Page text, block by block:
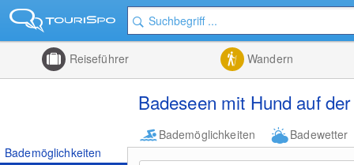
Reiseführer Wandern
Badeseen mit Hund auf
Bademöglichkeiten Badewetter
Bademöglichkeiten